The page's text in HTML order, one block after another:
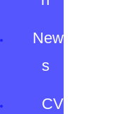
New
s
CV